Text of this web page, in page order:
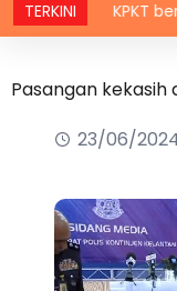
TERKINIKPKT
Pasangan
23/06/